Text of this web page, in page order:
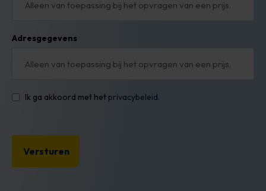
Adresgegevens
Ik ga akkoord met hetprivacybeleid.